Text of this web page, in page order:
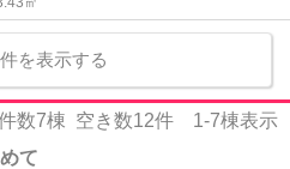
を表示する
数7棟 空き数12件 1-7棟表示
て